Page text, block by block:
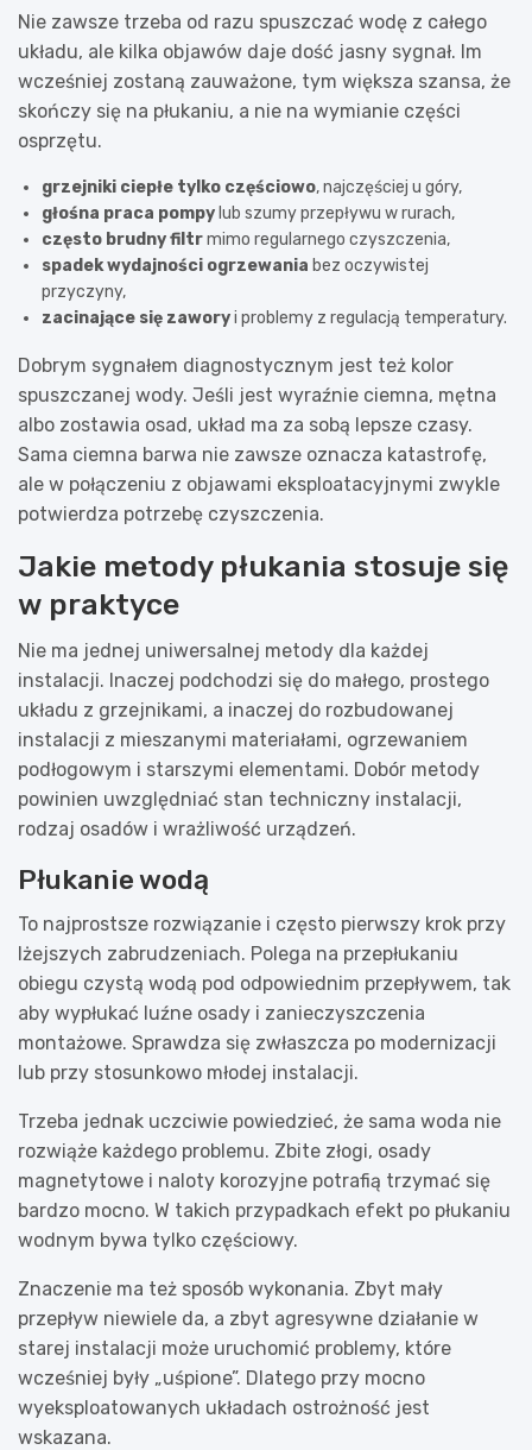
Nie zawsze trzeba od razu spuszczać wodę z całego
układu, ale kilka objawów daje dość jasny sygnał. Im
wcześniej zostaną zauważone, tym większa szansa, że
skończy się na płukaniu, a nie na wymianie części
osprzętu.
grzejniki ciepłe tylko częściowo, najczęściej u góry,
głośna praca pompy lub szumy przepływu w rurach,
często brudny filtrmimo regularnego czyszczenia,
spadek wydajności ogrzewania bez oczywistej
przyczyny,
zacinające się zaworyi problemy z regulacją temperatury.
Dobrym sygnałem diagnostycznym jest też kolor
spuszczanej wody. Jeśli jest wyraźnie ciemna, mętna
albo zostawia osad, układ ma za sobą lepsze czasy.
Sama ciemna barwa nie zawsze oznacza katastrofę,
ale w połączeniu z objawami eksploatacyjnymi zwykle
potwierdza potrzebę czyszczenia.
Jakie metody płukania stosuje się
w praktyce
Nie ma jednej uniwersalnej metody dla każdej
instalacji. Inaczej podchodzi się do małego, prostego
układu z grzejnikami, a inaczej do rozbudowanej
instalacji z mieszanymi materiałami, ogrzewaniem
podłogowym i starszymi elementami. Dobór metody
powinien uwzględniać stan techniczny instalacji,
rodzaj osadów i wrażliwość urządzeń.
Płukanie wodą
To najprostsze rozwiązanie i często pierwszy krok przy
lżejszych zabrudzeniach. Polega na przepłukaniu
obiegu czystą wodą pod odpowiednim przepływem, tak
aby wypłukać luźne osady i zanieczyszczenia
montażowe. Sprawdza się zwłaszcza po modernizacji
lub przy stosunkowo młodej instalacji.
Trzeba jednak uczciwie powiedzieć, że sama woda nie
rozwiąże każdego problemu. Zbite złogi, osady
magnetytowe i naloty korozyjne potrafią trzymać się
bardzo mocno. W takich przypadkach efekt po płukaniu
wodnym bywa tylko częściowy.
Znaczenie ma też sposób wykonania. Zbyt mały
przepływ niewiele da, a zbyt agresywne działanie w
starej instalacji może uruchomić problemy, które
wcześniej były „uśpione”. Dlatego przy mocno
wyeksploatowanych układach ostrożność jest
wskazana.